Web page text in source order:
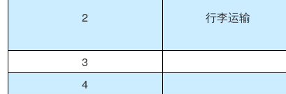
2 行李运输
3
4